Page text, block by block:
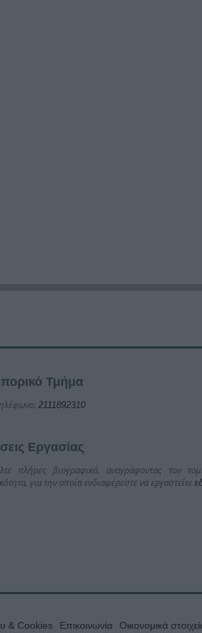
Τμήμα
2111892310
Εργασίας
πλήρες βιογραφικό, αναγράφοντας τον
για την οποία ενδιαφέρεστε να εργαστείτε
& Cookies Επικοινωνία Οικονομικά